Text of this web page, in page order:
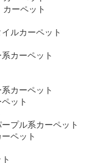
ーペット
ルカーペット
カーペット
カーペット
ット
プル系カーペット
ペット